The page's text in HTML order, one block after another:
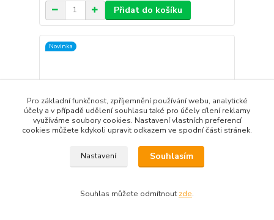
Přidat do košíku
Novinka
Pro základní funkčnost, zpříjemnění používání webu, analytické
účely a v případě udělení souhlasu také pro účely cílení reklamy
využíváme soubory cookies. Nastavení vlastních preferencí
cookies můžete kdykoli upravit odkazem ve spodní části stránek.
Nastavení Souhlasím
Souhlas můžete odmítnout zde.